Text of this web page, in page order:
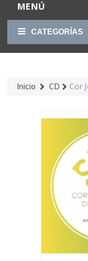
MENÚ
CATEGORÍAS
Inicio CD Cor